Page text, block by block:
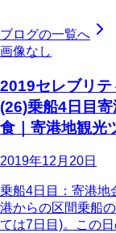
ブログの一覧へ
画像なし
2019セレブリ
(26)乗船4日目
食｜寄港地観光
2019年12月20日
乗船4日目：寄港地
港からの区間乗船
ては7日目)。この